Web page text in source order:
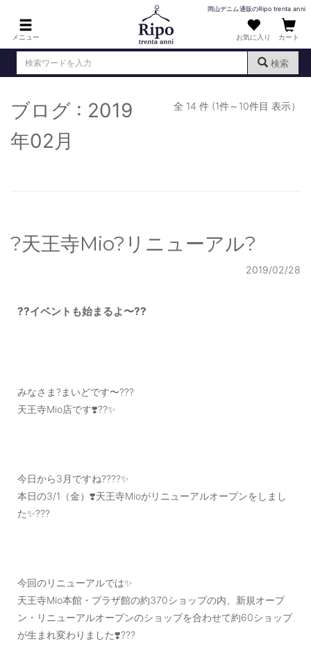
メニュー
岡山デニム通販のRipo trenta anni
お気に入り カート
検索
ログイン （新規会員登録）
MENS : メンズ
T-SHIRT : Tシャツ
PANTS/SKIRT : パンツ・スカート
OUTLET : アウトレット
MENS : メンズ
お買い物カゴ
ご利用ガイド
ブログ : 2019
年02月
全 14 件 (1件～10件目 表示）
?天王寺Mio?リニューアル?
2019/02/28
??イベントも始まるよ〜??
みなさま?まいどです〜???
天王寺Mio店です❣️??✨
今日から3月ですね????✨
本日の3/1（金）❣️天王寺Mioがリニューアルオープンをしまし
た✨???
今回のリニューアルでは✨
天王寺Mio本館・プラザ館の約370ショップの内、新規オープ
ン・リニューアルオープンのショップを合わせて約60ショップ
が生まれ変わりました❣️???